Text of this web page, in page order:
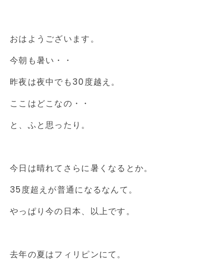
おはようございます。
今朝も暑い・・
昨夜は夜中でも30度越え。
ここはどこなの・・
と、ふと思ったり。
今日は晴れてさらに暑くなるとか。
35度超えが普通になるなんて。
やっぱり今の日本、以上です。
去年の夏はフィリピンにて。